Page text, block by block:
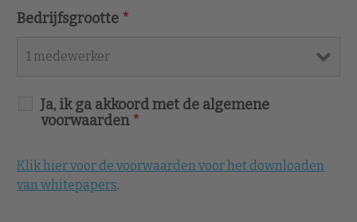
Bedrijfsgrootte *
Ja, ik ga akkoord met de algemene
voorwaarden *
Klik hier voor de voorwaarden voor het downloaden
van whitepapers.